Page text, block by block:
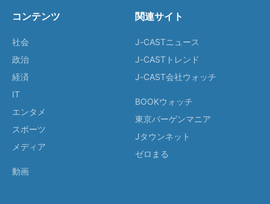
コンテンツ
社会
政治
経済
IT
エンタメ
スポーツ
メディア
動画
関連サイト
J-CASTニュース
J-CASTトレンド
J-CAST会社ウォッチ
BOOKウォッチ
東京バーゲンマニア
Jタウンネット
ゼロまる